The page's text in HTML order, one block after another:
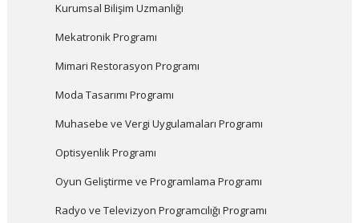
Kurumsal Bilişim Uzmanlığı
Mekatronik Programı
Mimari Restorasyon Programı
Moda Tasarımı Programı
Muhasebe ve Vergi Uygulamaları Programı
Optisyenlik Programı
Oyun Geliştirme ve Programlama Programı
Radyo ve Televizyon Programcılığı Programı